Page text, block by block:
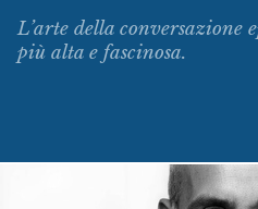
L’arte della conversazione
più alta e fascinosa.